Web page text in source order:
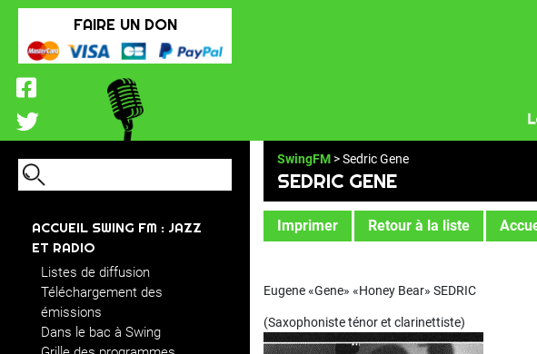
FAIRE UN DON
ACCUEIL SWING FM : JAZZ
ET RADIO
Listes de diffusion
Téléchargement des
émissions
Dans le bac à Swing
SwingFM > Sedric Gene
SEDRIC GENE
Imprimer Retour à la liste
Eugene «Gene» «Honey Bear» SEDRIC
(Saxophoniste ténor et clarinettiste)